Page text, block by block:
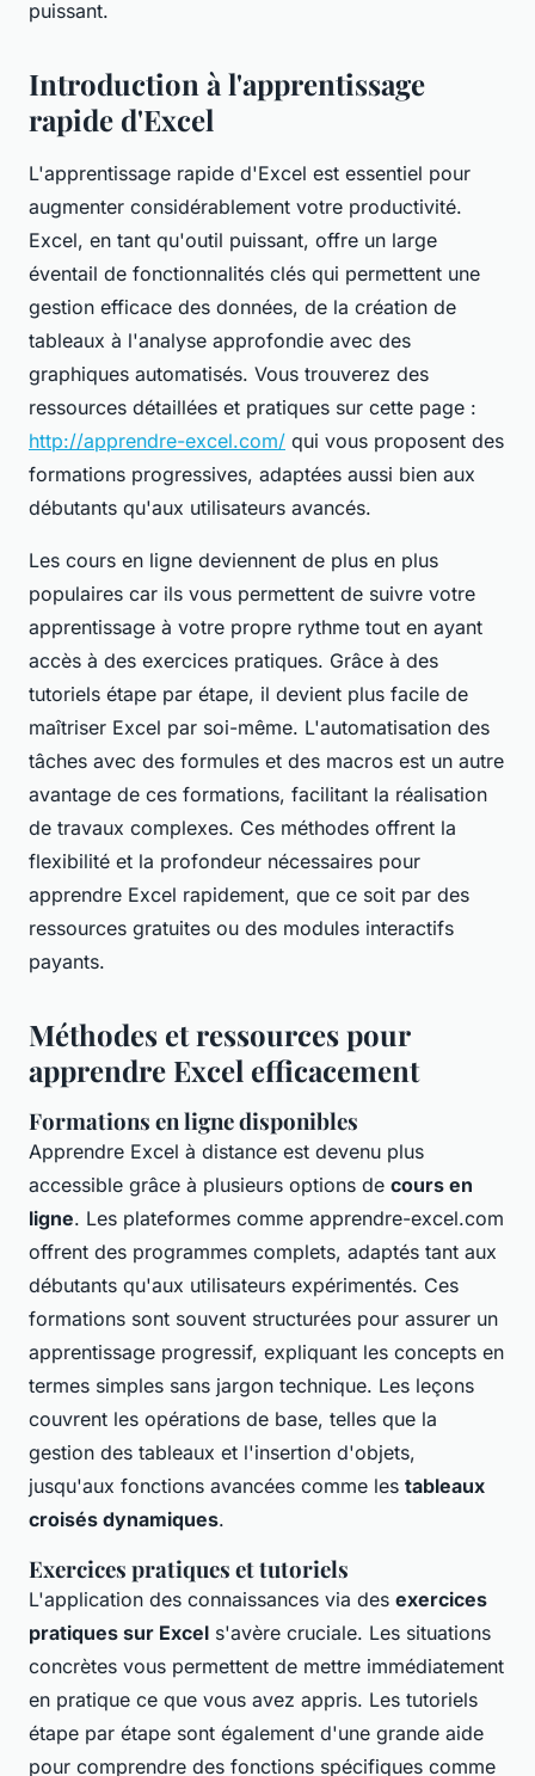
puissant.
Introduction à l'apprentissage
rapide d'Excel
L'apprentissage rapide d'Excel est essentiel pour
augmenter considérablement votre productivité.
Excel, en tant qu'outil puissant, offre un large
éventail de fonctionnalités clés qui permettent une
gestion efficace des données, de la création de
tableaux à l'analyse approfondie avec des
graphiques automatisés. Vous trouverez des
ressources détaillées et pratiques sur cette page :
http://apprendre-excel.com/ qui vous proposent des
formations progressives, adaptées aussi bien aux
débutants qu'aux utilisateurs avancés.
Les cours en ligne deviennent de plus en plus
populaires car ils vous permettent de suivre votre
apprentissage à votre propre rythme tout en ayant
accès à des exercices pratiques. Grâce à des
tutoriels étape par étape, il devient plus facile de
maîtriser Excel par soi-même. L'automatisation des
tâches avec des formules et des macros est un autre
avantage de ces formations, facilitant la réalisation
de travaux complexes. Ces méthodes offrent la
flexibilité et la profondeur nécessaires pour
apprendre Excel rapidement, que ce soit par des
ressources gratuites ou des modules interactifs
payants.
Méthodes et ressources pour
apprendre Excel efficacement
Formations en ligne disponibles
Apprendre Excel à distance est devenu plus
accessible grâce à plusieurs options de cours en
ligne. Les plateformes comme apprendre-excel.com
offrent des programmes complets, adaptés tant aux
débutants qu'aux utilisateurs expérimentés. Ces
formations sont souvent structurées pour assurer un
apprentissage progressif, expliquant les concepts en
termes simples sans jargon technique. Les leçons
couvrent les opérations de base, telles que la
gestion des tableaux et l'insertion d'objets,
jusqu'aux fonctions avancées comme les tableaux
croisés dynamiques.
Exercices pratiques et tutoriels
L'application des connaissances via des exercices
pratiques sur Excel s'avère cruciale. Les situations
concrètes vous permettent de mettre immédiatement
en pratique ce que vous avez appris. Les tutoriels
étape par étape sont également d'une grande aide
pour comprendre des fonctions spécifiques comme